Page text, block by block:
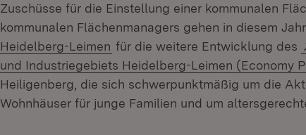
Zuschüsse für die Einstellung einer kommunalen
kommunalen Flächenmanagers gehen in diesem
Heidelberg-Leimen (Öffnet in neuem Fenster)
für die weitere Entwicklung des
und Industriegebiets Heidelberg-Leimen (Economy
Heiligenberg, die sich schwerpunktmäßig um die
Wohnhäuser für junge Familien und um